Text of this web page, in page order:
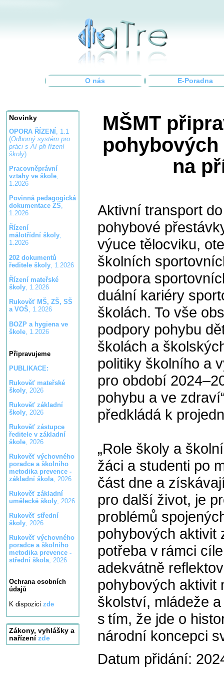
O nás E-Poradna
Novinky
OPORA ŘÍZENÍ , 1.1
(Odborný systém pro
práci s AI při řízení
školy)
Pracovněprávní
vztahy ve škole,
1.2026
Povinná pedagogická
dokumentace ZŠ,
1.2026
Řízení
málotřídní školy,
1.2026
202 dokumentů
ředitele školy, 1.2026
Řízení mateřské
školy, 1.2026
Rukověť MŠ, ZŠ, SŠ
a VOŠ, 1.2026
BOZP a hygiena ve
škole, 1.2026
Připravujeme
PUBLIKACE:
Rukověť mateřské
školy, 2026
Rukověť základní
školy, 2026
Rukověť zástupce
ředitele v základní
škole, 2026
Rukověť výchovného
poradce a školního
metodika prevence -
základní škola, 2026
Rukověť základní
umělecké školy, 2026
Rukověť střední
školy, 2026
Rukověť výchovného
poradce a školního
metodika prevence -
střední škola, 2026
Ochrana osobních
údajů
K dispozici zde
Zákony, vyhlášky a
nařízení zde
MŠMT
na
Aktivní transport
pohybové
výuce tělocviku,
školních
podpora
duální kariéry
školách. To vše
podpory pohybu
školách a
politiky školního a
pro období
pohybu a ve
předkládá k
„Role školy a
žáci a studenti po
část dne a
pro další život, je
problémů
pohybových aktivit
potřeba v rámci
adekvátně
pohybových aktivit
školství, mládeže
s tím, že jde o
národní koncepci
Datum přidání: